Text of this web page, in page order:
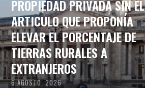
PROPIEDAD PRIVADA SIN EL
ARTICULO QUE PROPONÍA
ELEVAR EL PORCENTAJE DE
TIERRAS RURALES A
EXTRANJEROS
6 AGOSTO, 2026